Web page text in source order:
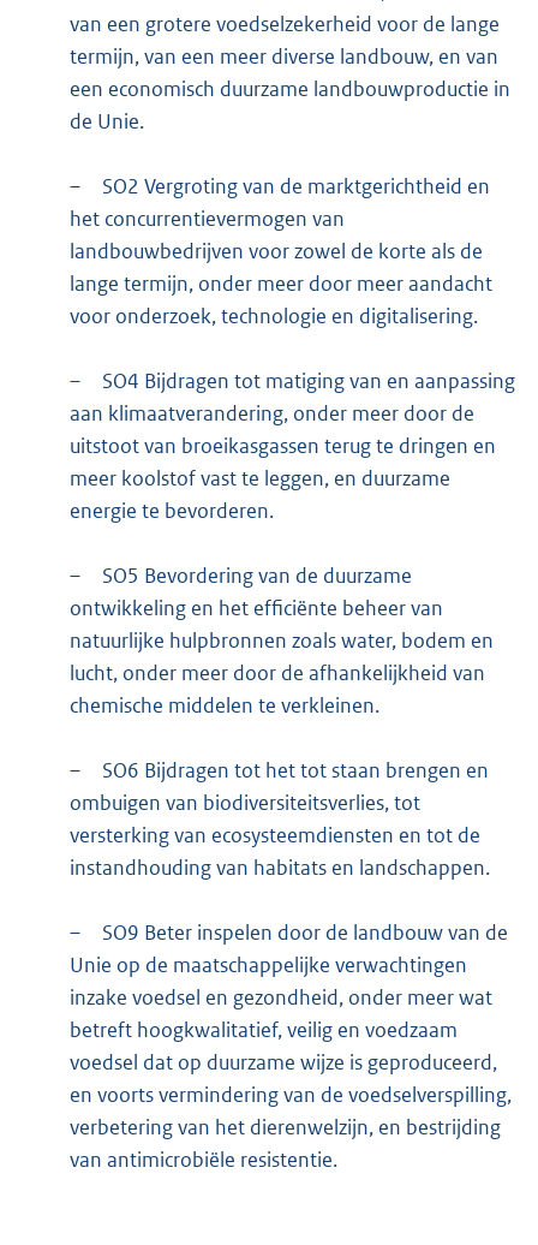
van een grotere voedselzekerheid voor de lange
termijn, van een meer diverse landbouw, en van
een economisch duurzame landbouwproductie in
de Unie.
–
SO2 Vergroting van de marktgerichtheid en
het concurrentievermogen van
landbouwbedrijven voor zowel de korte als de
lange termijn, onder meer door meer aandacht
voor onderzoek, technologie en digitalisering.
–
SO4 Bijdragen tot matiging van en aanpassing
aan klimaatverandering, onder meer door de
uitstoot van broeikasgassen terug te dringen en
meer koolstof vast te leggen, en duurzame
energie te bevorderen.
–
SO5 Bevordering van de duurzame
ontwikkeling en het efficiënte beheer van
natuurlijke hulpbronnen zoals water, bodem en
lucht, onder meer door de afhankelijkheid van
chemische middelen te verkleinen.
–
SO6 Bijdragen tot het tot staan brengen en
ombuigen van biodiversiteitsverlies, tot
versterking van ecosysteemdiensten en tot de
instandhouding van habitats en landschappen.
–
SO9 Beter inspelen door de landbouw van de
Unie op de maatschappelijke verwachtingen
inzake voedsel en gezondheid, onder meer wat
betreft hoogkwalitatief, veilig en voedzaam
voedsel dat op duurzame wijze is geproduceerd,
en voorts vermindering van de voedselverspilling,
verbetering van het dierenwelzijn, en bestrijding
van antimicrobiële resistentie.